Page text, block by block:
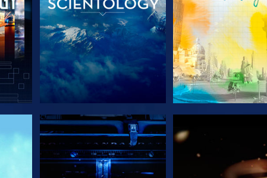
ESPLORA LE SERIE ESPLORA LE SERIE